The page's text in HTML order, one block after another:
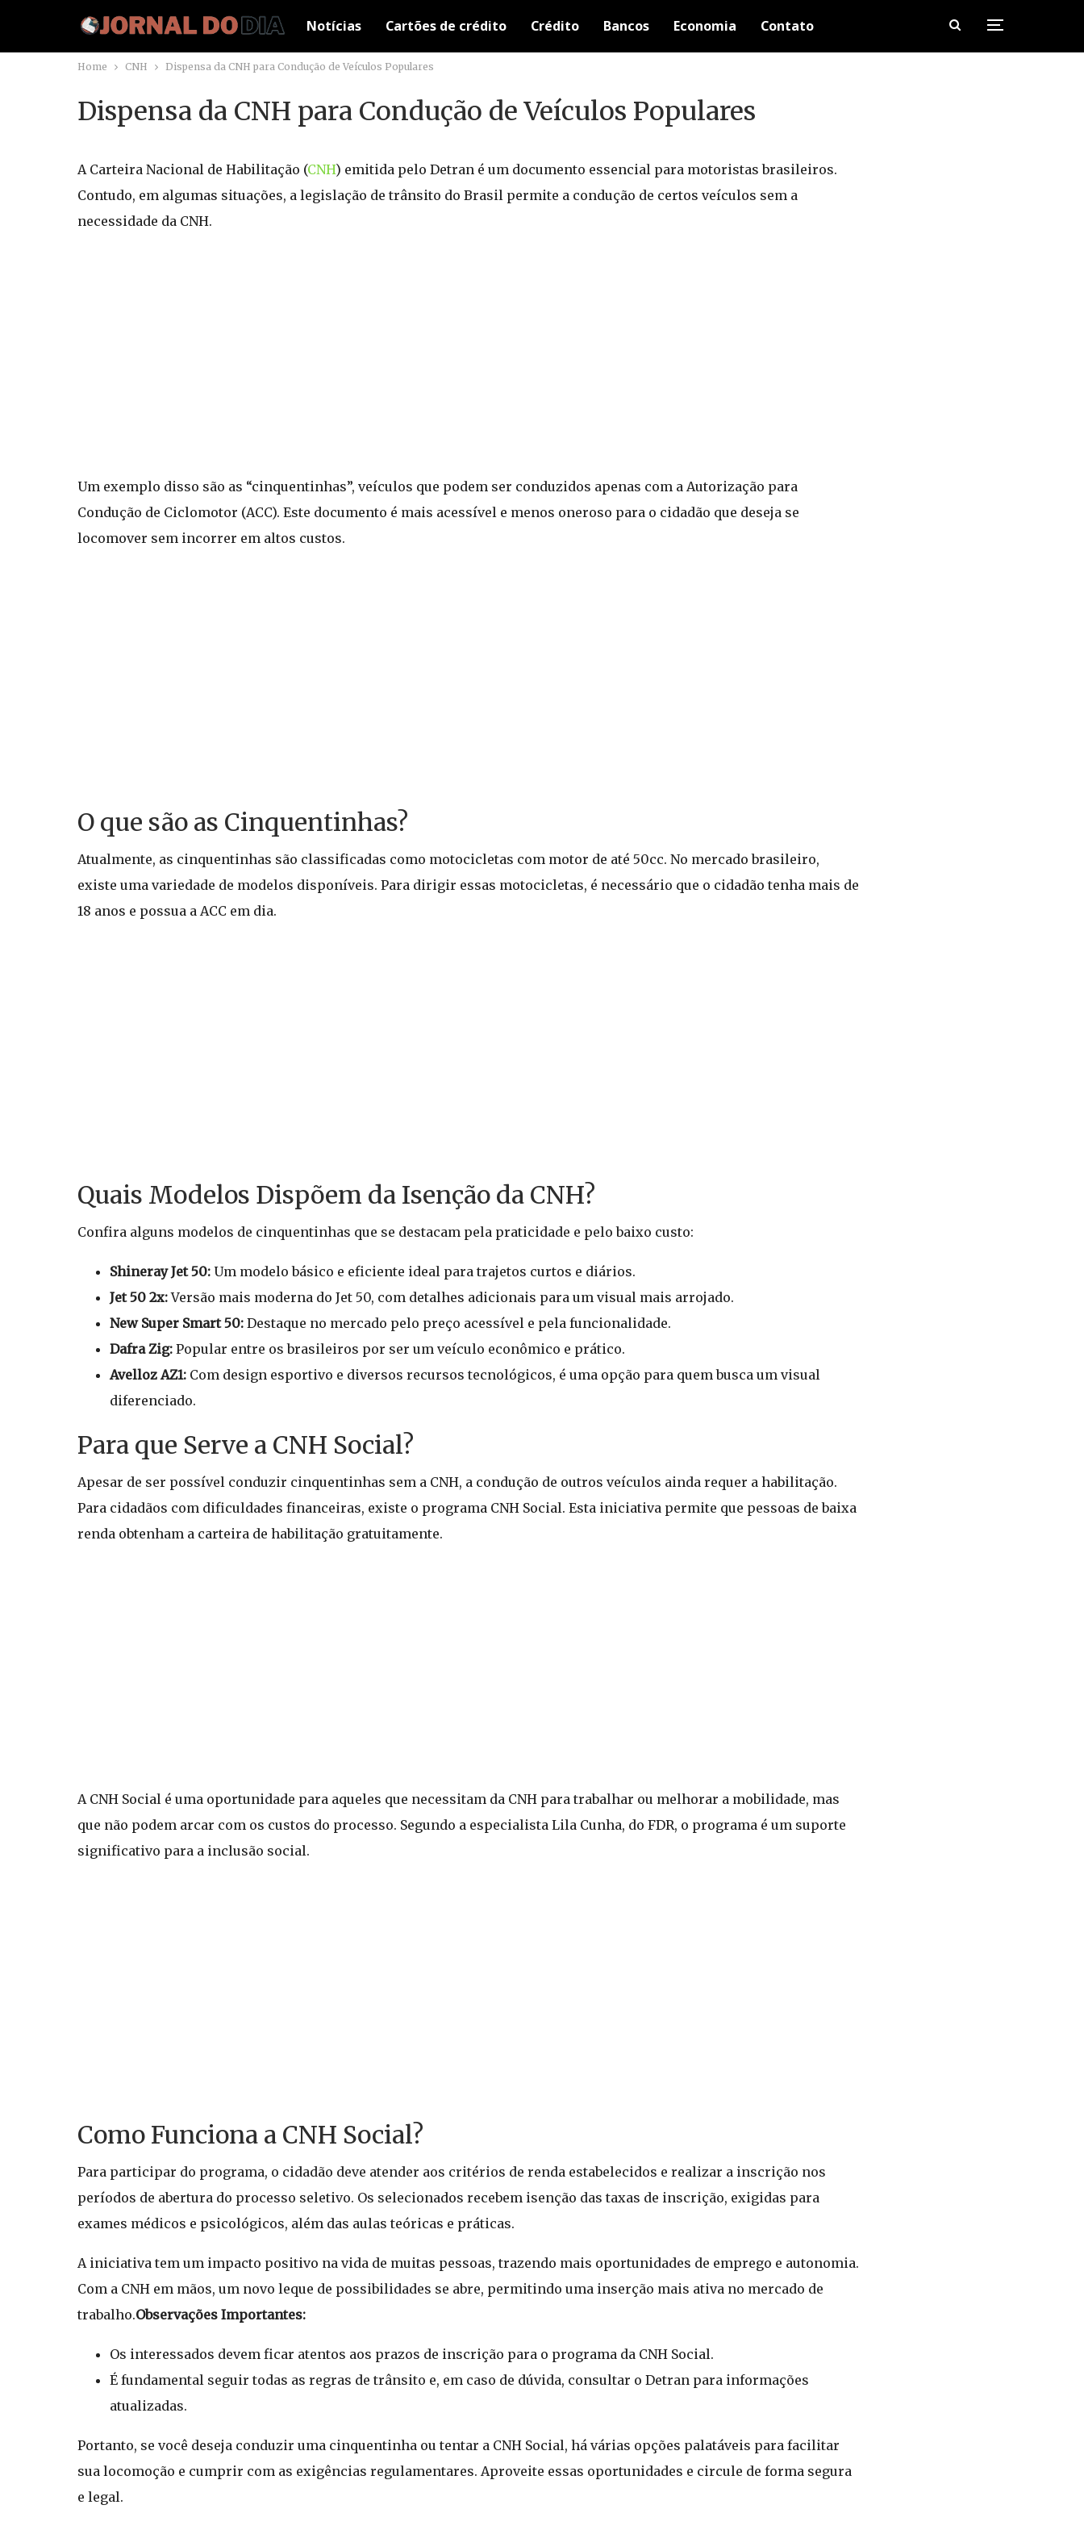
Notícias Cartões de crédito Crédito Bancos Economia Contato
Home CNH Dispensa da CNH para Condução de Veículos Populares
Dispensa da CNH para Condução de Veículos Populares
A Carteira Nacional de Habilitação (CNH) emitida pelo Detran é um documento essencial para motoristas brasileiros.
Contudo, em algumas situações, a legislação de trânsito do Brasil permite a condução de certos veículos sem a
necessidade da CNH.
Um exemplo disso são as “cinquentinhas”, veículos que podem ser conduzidos apenas com a Autorização para
Condução de Ciclomotor (ACC). Este documento é mais acessível e menos oneroso para o cidadão que deseja se
locomover sem incorrer em altos custos.
O que são as Cinquentinhas?
Atualmente, as cinquentinhas são classificadas como motocicletas com motor de até 50cc. No mercado brasileiro,
existe uma variedade de modelos disponíveis. Para dirigir essas motocicletas, é necessário que o cidadão tenha mais de
18 anos e possua a ACC em dia.
Quais Modelos Dispõem da Isenção da CNH?
Confira alguns modelos de cinquentinhas que se destacam pela praticidade e pelo baixo custo:
Shineray Jet 50: Um modelo básico e eficiente ideal para trajetos curtos e diários.
Jet 50 2x:Versão mais moderna do Jet 50, com detalhes adicionais para um visual mais arrojado.
New Super Smart 50: Destaque no mercado pelo preço acessível e pela funcionalidade.
Dafra Zig: Popular entre os brasileiros por ser um veículo econômico e prático.
Avelloz AZ1: Com design esportivo e diversos recursos tecnológicos, é uma opção para quem busca um visual
diferenciado.
Para que Serve a CNH Social?
Apesar de ser possível conduzir cinquentinhas sem a CNH, a condução de outros veículos ainda requer a habilitação.
Para cidadãos com dificuldades financeiras, existe o programa CNH Social. Esta iniciativa permite que pessoas de baixa
renda obtenham a carteira de habilitação gratuitamente.
A CNH Social é uma oportunidade para aqueles que necessitam da CNH para trabalhar ou melhorar a mobilidade, mas
que não podem arcar com os custos do processo. Segundo a especialista Lila Cunha, do FDR, o programa é um suporte
significativo para a inclusão social.
Como Funciona a CNH Social?
Para participar do programa, o cidadão deve atender aos critérios de renda estabelecidos e realizar a inscrição nos
períodos de abertura do processo seletivo. Os selecionados recebem isenção das taxas de inscrição, exigidas para
exames médicos e psicológicos, além das aulas teóricas e práticas.
A iniciativa tem um impacto positivo na vida de muitas pessoas, trazendo mais oportunidades de emprego e autonomia.
Com a CNH em mãos, um novo leque de possibilidades se abre, permitindo uma inserção mais ativa no mercado de
trabalho.Observações Importantes:
Os interessados devem ficar atentos aos prazos de inscrição para o programa da CNH Social.
É fundamental seguir todas as regras de trânsito e, em caso de dúvida, consultar o Detran para informações
atualizadas.
Portanto, se você deseja conduzir uma cinquentinha ou tentar a CNH Social, há várias opções palatáveis para facilitar
sua locomoção e cumprir com as exigências regulamentares. Aproveite essas oportunidades e circule de forma segura
e legal.